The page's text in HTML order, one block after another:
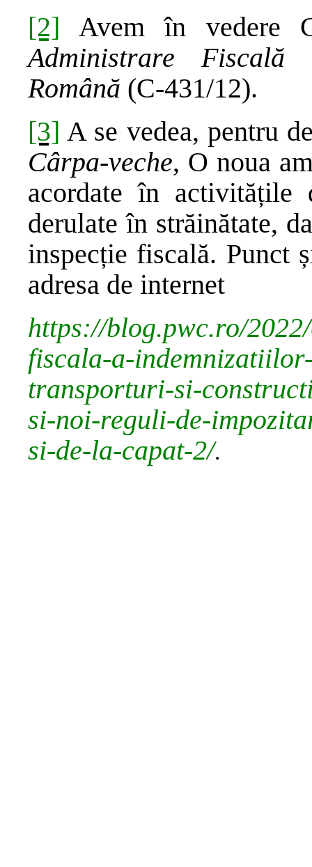
[2]
Avem în vedere
Administrare Fiscală
Română (C-431/12).
[3] A se vedea, pentru
Cârpa-veche, O noua
acordate în activitățile
derulate în străinătate,
inspecție fiscală. Punct
adresa de internet
https://blog.pwc.ro/
fiscala-a-
transporturi-si-
si-noi-reguli-de-
si-de-la-capat-2/.